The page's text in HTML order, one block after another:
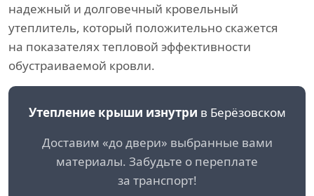
надежный и долговечный кровельный
утеплитель, который положительно скажется
на показателях тепловой эффективности
обустраиваемой кровли.
Утепление крыши изнутри в Берёзовском
Доставим «до двери» выбранные вами
материалы. Забудьте о переплате
за транспорт!